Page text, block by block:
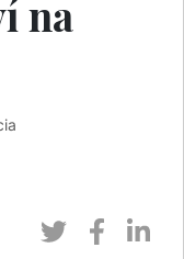
na